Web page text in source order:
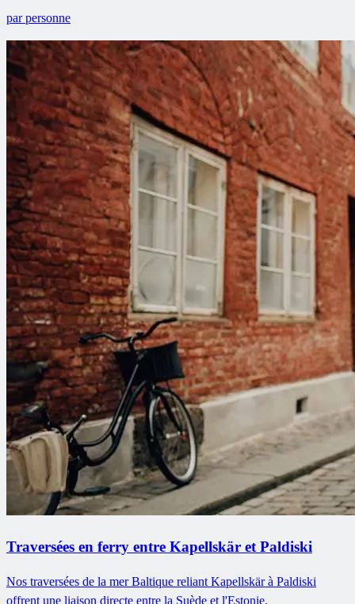
par personne
Traversées en ferry entre Kapellskär et Paldiski
Nos traversées de la mer Baltique reliant Kapellskär à Paldiski
offrent une liaison directe entre la Suède et l'Estonie.